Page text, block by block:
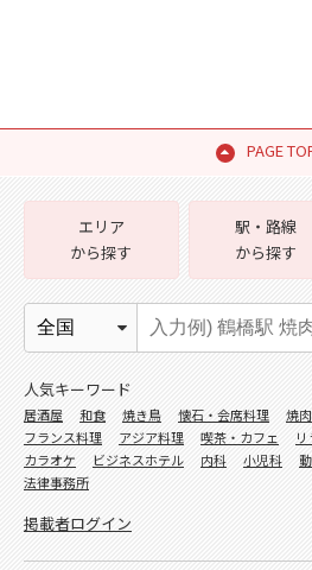
PAGE
エリア
から探す
駅・路線
から探す
人気キーワード
居酒屋 和食 焼き鳥 懐石・会席料理 焼肉
フランス料理
アジア料理 喫茶・カフェ
カラオケ
ビジネスホテル 内科 小児科
法律事務所
掲載者ログイン